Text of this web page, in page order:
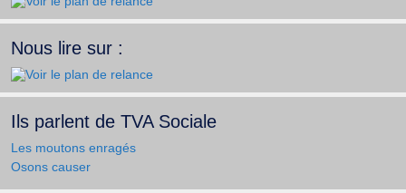
Nous lire sur :
Ils parlent de TVA Sociale
Les moutons enragés
Osons causer